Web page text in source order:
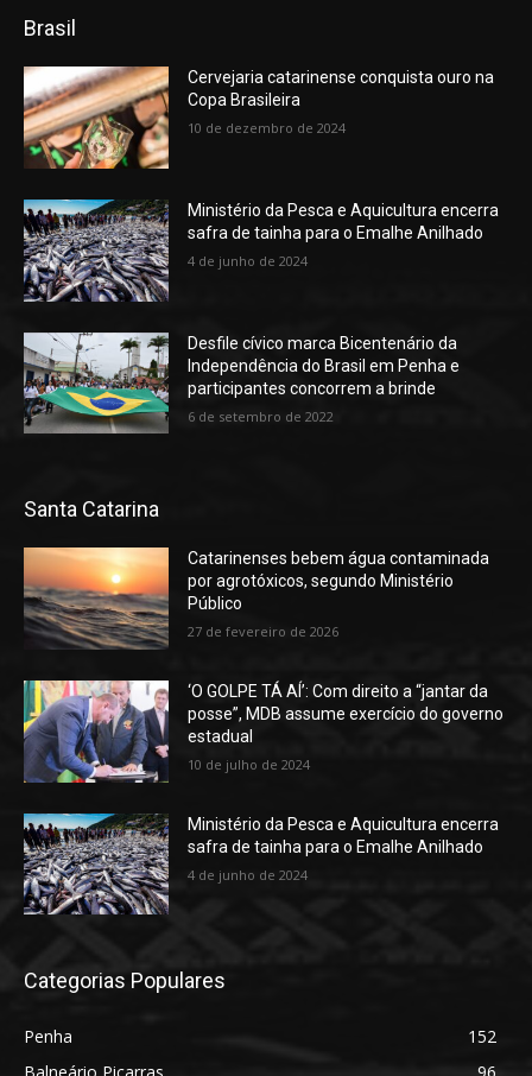
Brasil
Cervejaria catarinense conquista ouro na
Copa Brasileira
10 de dezembro de 2024
Ministério da Pesca e Aquicultura encerra
safra de tainha para o Emalhe Anilhado
4 de junho de 2024
Desfile cívico marca Bicentenário da
Independência do Brasil em Penha e
participantes concorrem a brinde
6 de setembro de 2022
Santa Catarina
Catarinenses bebem água contaminada
por agrotóxicos, segundo Ministério
Público
27 de fevereiro de 2026
‘O GOLPE TÁ AÍ’: Com direito a “jantar da
posse”, MDB assume exercício do governo
estadual
10 de julho de 2024
Ministério da Pesca e Aquicultura encerra
safra de tainha para o Emalhe Anilhado
4 de junho de 2024
Categorias Populares
Penha
152